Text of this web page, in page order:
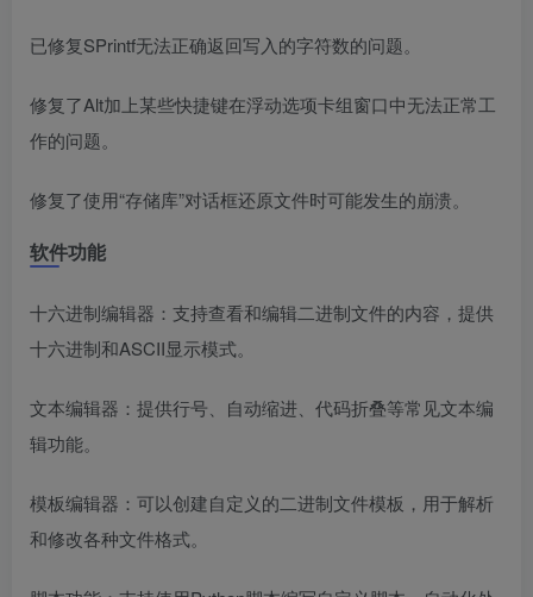
已修复SPrintf无法正确返回写入的字符数的问题。
修复了Alt加上某些快捷键在浮动选项卡组窗口中无法正常工
作的问题。
修复了使用“存储库”对话框还原文件时可能发生的崩溃。
软件功能
十六进制编辑器：支持查看和编辑二进制文件的内容，提供
十六进制和ASCII显示模式。
文本编辑器：提供行号、自动缩进、代码折叠等常见文本编
辑功能。
模板编辑器：可以创建自定义的二进制文件模板，用于解析
和修改各种文件格式。